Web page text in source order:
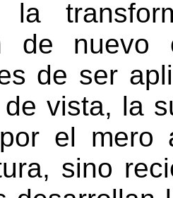
la
de nuevo
de ser
vista, la
el mero
sino